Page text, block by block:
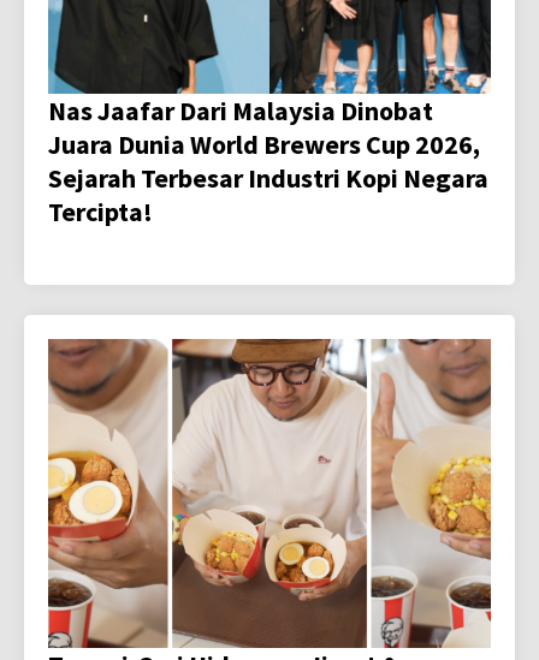
Nas Jaafar Dari Malaysia Dinobat
Juara Dunia World Brewers Cup 2026,
Sejarah Terbesar Industri Kopi Negara
Tercipta!